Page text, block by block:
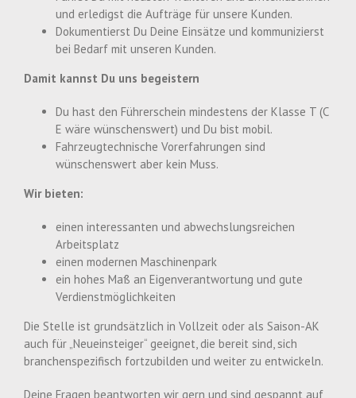
und erledigst die Aufträge für unsere Kunden.
Dokumentierst Du Deine Einsätze und kommunizierst
bei Bedarf mit unseren Kunden.
Damit kannst Du uns begeistern
Du hast den Führerschein mindestens der Klasse T (C
E wäre wünschenswert) und Du bist mobil.
Fahrzeugtechnische Vorerfahrungen sind
wünschenswert aber kein Muss.
Wir bieten:
einen interessanten und abwechslungsreichen
Arbeitsplatz
einen modernen Maschinenpark
ein hohes Maß an Eigenverantwortung und gute
Verdienstmöglichkeiten
Die Stelle ist grundsätzlich in Vollzeit oder als Saison-AK
auch für „Neueinsteiger“ geeignet, die bereit sind, sich
branchenspezifisch fortzubilden und weiter zu entwickeln.
Deine Fragen beantworten wir gern und sind gespannt auf